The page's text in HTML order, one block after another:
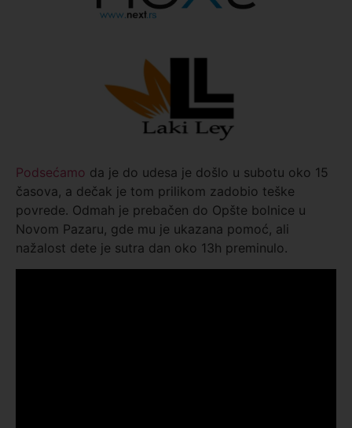
Podsećamo da je do udesa je došlo u subotu oko 15
časova, a dečak je tom prilikom zadobio teške
povrede. Odmah je prebačen do Opšte bolnice u
Novom Pazaru, gde mu je ukazana pomoć, ali
nažalost dete je sutra dan oko 13h preminulo.